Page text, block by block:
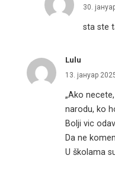
30.
sta ste
Lulu
13. јануар
„Ako
narodu, ko
Bolji vic
Da ne
U školama